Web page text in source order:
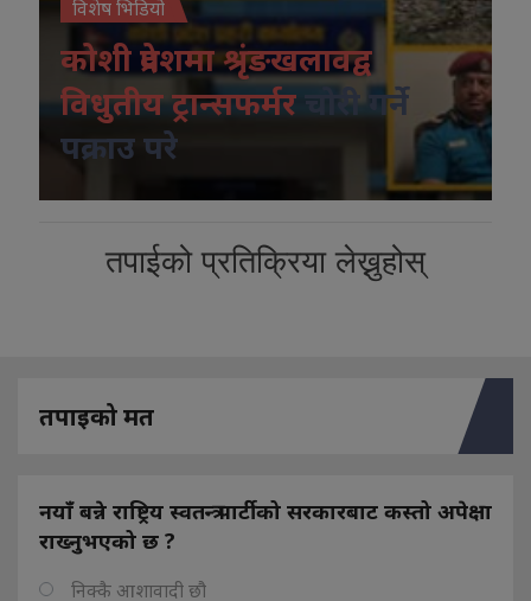
विशेष भिडियो
कोशी प्रदेशमा श्रृंङखलावद्व
विधुतीय ट्रान्सफर्मर
चोरी गर्ने
पक्राउ परे
तपाईको प्रतिक्रिया लेख्नुहोस्
तपाइको मत
नयाँ बन्ने राष्ट्रिय स्वतन्त्र पार्टीको सरकारबाट कस्तो अपेक्षा
राख्नुभएको छ ?
निक्कै आशावादी छौ